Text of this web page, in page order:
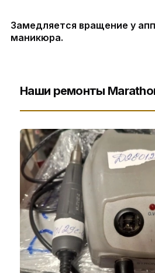
Замедляется вращение у
маникюра.
Наши ремонты